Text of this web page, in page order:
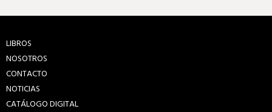
LIBROS
NOSOTROS
CONTACTO
NOTICIAS
CATÁLOGO DIGITAL